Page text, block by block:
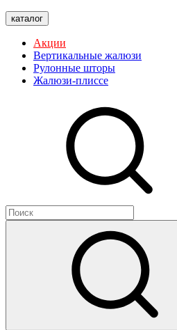
каталог
Акции
Вертикальные жалюзи
Рулонные шторы
Жалюзи-плиссе